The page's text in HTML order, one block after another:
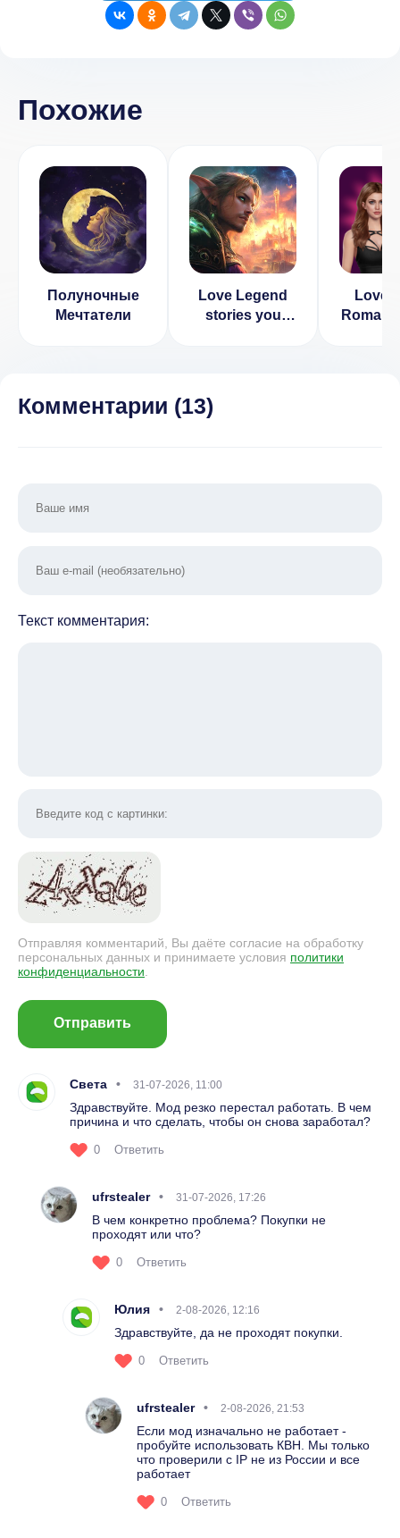
Похожие
Полуночные
Мечтатели
Love Legend
stories you
Love
Комментарии (13)
Текст комментария:
Отправляя комментарий, Вы даёте согласие на обработку
персональных данных и принимаете условия политики
конфиденциальности
Отправить
Света 31-07-2026, 11:00
Здравствуйте. Мод резко перестал работать. В чем
причина и что сделать, чтобы он снова заработал?
0 Ответить
ufrstealer 31-07-2026, 17:26
В чем конкретно проблема? Покупки не
проходят или что?
0 Ответить
Юлия 2-08-2026, 12:16
Здравствуйте, да не проходят покупки.
0 Ответить
ufrstealer 2-08-2026, 21:53
Если мод изначально не работает -
пробуйте использовать КВН. Мы только
что проверили с IP не из России и все
работает
0 Ответить